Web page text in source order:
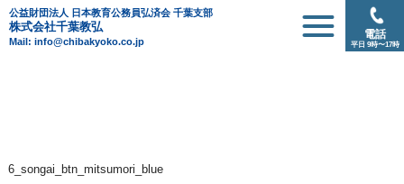
公益財団法人 日本教育公務員弘済会 千葉支部
株式会社千葉教弘
Mail: info@chibakyoko.co.jp
電話
平日 9時〜17時
6_songai_btn_mitsumori_blue